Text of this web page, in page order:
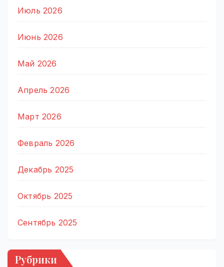
Июль 2026
Июнь 2026
Май 2026
Апрель 2026
Март 2026
Февраль 2026
Декабрь 2025
Октябрь 2025
Сентябрь 2025
Рубрики